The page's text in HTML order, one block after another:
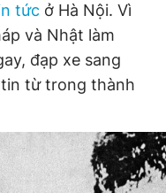
tức ở Hà Nội. Vì
và Nhật làm
đạp xe sang
từ trong thành